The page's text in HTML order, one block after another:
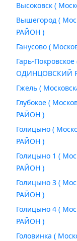
Высоковск (
Вышегород (
РАЙОН )
Ганусово (
Гарь-
ОДИНЦОВСКИЙ
Гжель (
Глубокое (
РАЙОН )
Голицыно (
РАЙОН )
Голицыно 1 (
РАЙОН )
Голицыно 3 (
РАЙОН )
Голицыно 4 (
РАЙОН )
Головинка (